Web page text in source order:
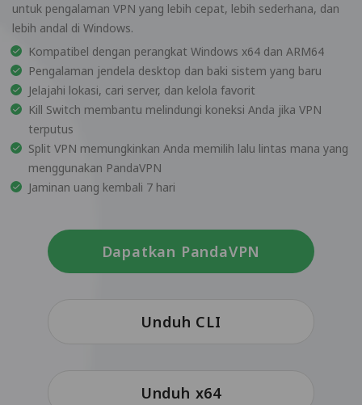
untuk pengalaman VPN yang lebih cepat, lebih sederhana, dan
lebih andal di Windows.
Kompatibel dengan perangkat Windows x64 dan ARM64
Pengalaman jendela desktop dan baki sistem yang baru
Jelajahi lokasi, cari server, dan kelola favorit
Kill Switch membantu melindungi koneksi Anda jika VPN
terputus
Split VPN memungkinkan Anda memilih lalu lintas mana yang
menggunakan PandaVPN
Jaminan uang kembali 7 hari
Dapatkan PandaVPN
Unduh CLI
Unduh x64